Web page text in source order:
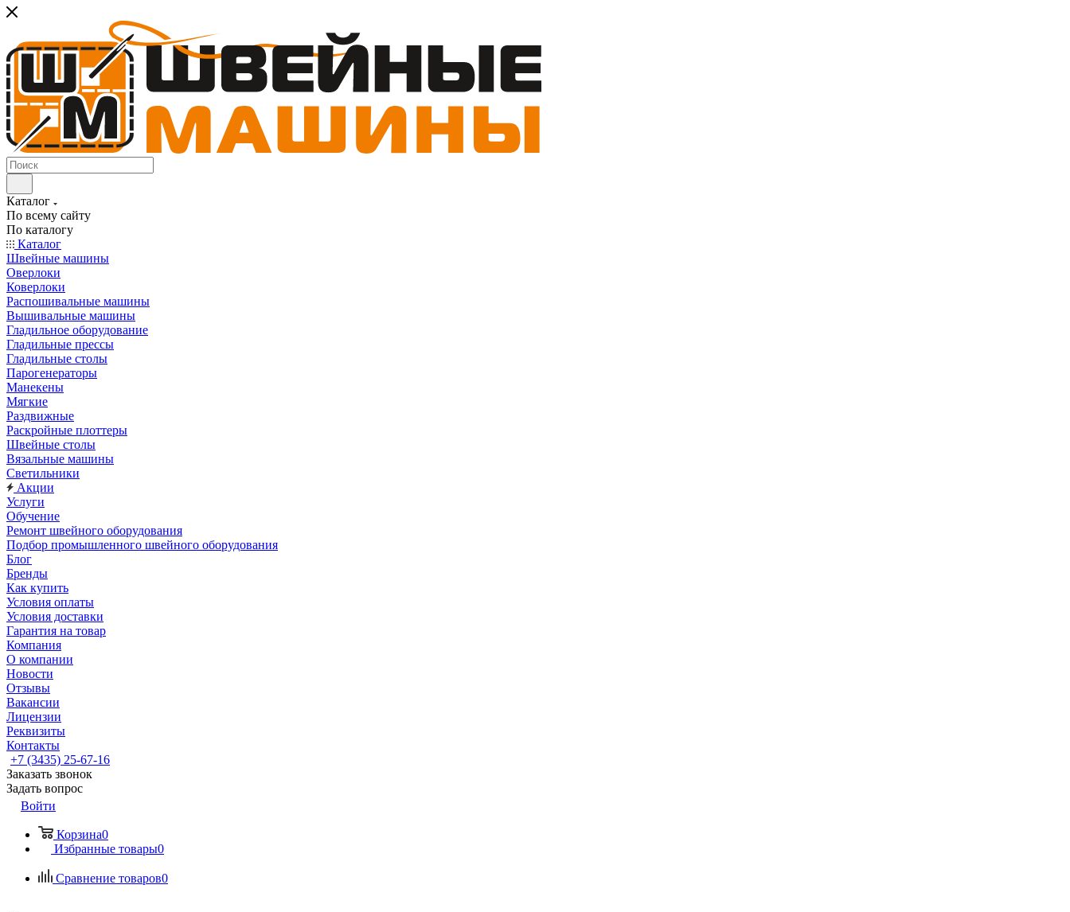
Каталог
По всему сайту
По каталогу
Каталог
Швейные машины
Оверлоки
Коверлоки
Распошивальные машины
Вышивальные машины
Гладильное оборудование
Гладильные прессы
Гладильные столы
Парогенераторы
Манекены
Мягкие
Раздвижные
Раскройные плоттеры
Швейные столы
Вязальные машины
Светильники
Акции
Услуги
Обучение
Ремонт швейного оборудования
Подбор промышленного швейного оборудования
Блог
Бренды
Как купить
Условия оплаты
Условия доставки
Гарантия на товар
Компания
О компании
Новости
Отзывы
Вакансии
Лицензии
Реквизиты
Контакты
+7 (3435) 25-67-16
Заказать звонок
Задать вопрос
Войти
Корзина0
Избранные товары0
Сравнение товаров0